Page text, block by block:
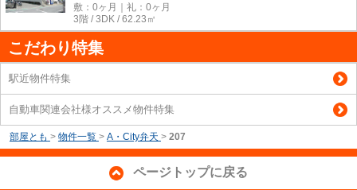
敷：0ヶ月｜礼：0ヶ月
3階 / 3DK / 62.23㎡
こだわり特集
駅近物件特集
自動車関連会社様オススメ物件特集
部屋とも > 物件一覧 > A・City弁天 > 207
ページトップに戻る